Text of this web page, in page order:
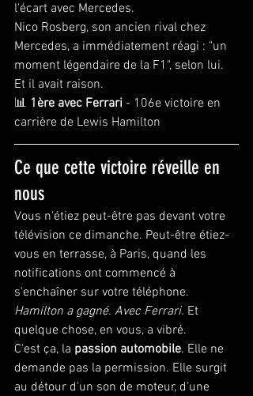
l'écart avec Mercedes.
Nico Rosberg, son ancien rival chez
Mercedes, a immédiatement réagi : "un
moment légendaire de la F1", selon lui.
Et il avait raison.
📊 1ère avec Ferrari - 106e victoire en
carrière de Lewis Hamilton
Ce que cette victoire réveille en
nous
Vous n'étiez peut-être pas devant votre
télévision ce dimanche. Peut-être étiez-
vous en terrasse, à Paris, quand les
notifications ont commencé à
s'enchaîner sur votre téléphone.
Hamilton a gagné. Avec Ferrari. Et
quelque chose, en vous, a vibré.
C'est ça, la passion automobile. Elle ne
demande pas la permission. Elle surgit
au détour d'un son de moteur, d'une